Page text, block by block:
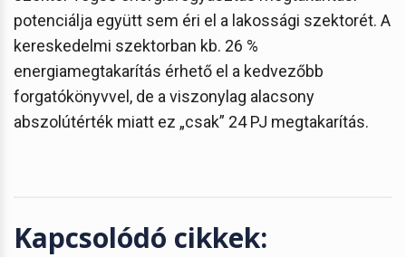
potenciálja együtt sem éri el a lakossági szektorét. A
kereskedelmi szektorban kb. 26 %
energiamegtakarítás érhető el a kedvezőbb
forgatókönyvvel, de a viszonylag alacsony
abszolútérték miatt ez „csak” 24 PJ megtakarítás.
Kapcsolódó cikkek: